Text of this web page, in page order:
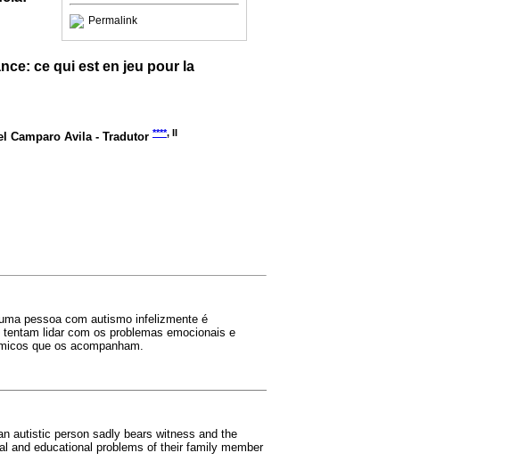
Permalink
ce qui est en jeu pour la
Camparo Avila - Tradutor ****, II
pessoa com autismo infelizmente é
lidar com os problemas emocionais e
que os acompanham.
autistic person sadly bears witness and the
and educational problems of their family member